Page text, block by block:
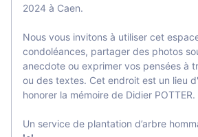
2024 à Caen.
Nous vous invitons à utiliser cet
condoléances, partager des photos
anecdote ou exprimer vos pensées à
ou des textes. Cet endroit est un lieu
honorer la mémoire de Didier POTTER.
Un service de plantation d’arbre